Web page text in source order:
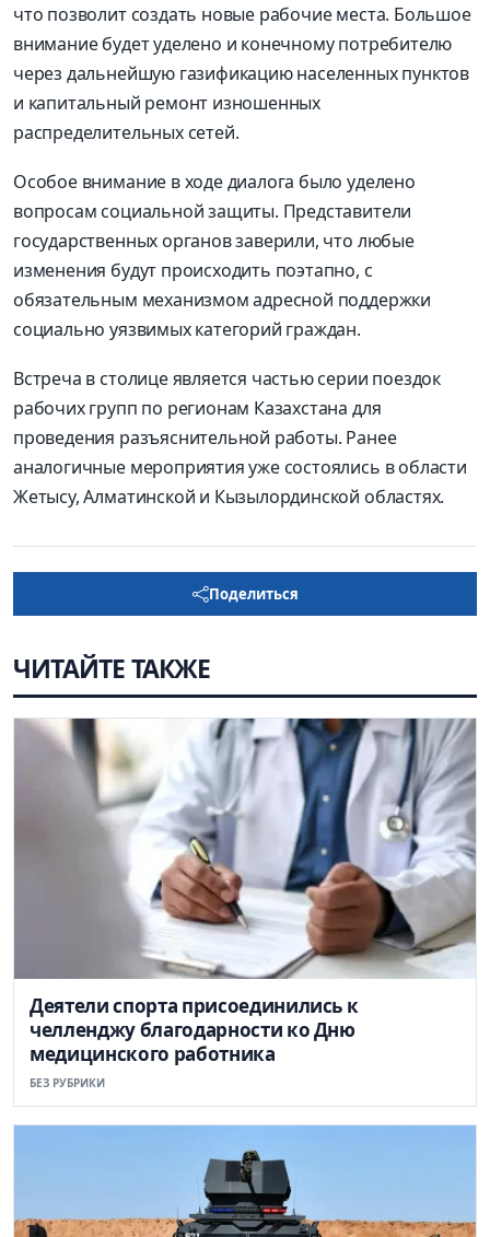
что позволит создать новые рабочие места. Большое
внимание будет уделено и конечному потребителю
через дальнейшую газификацию населенных пунктов
и капитальный ремонт изношенных
распределительных сетей.
Особое внимание в ходе диалога было уделено
вопросам социальной защиты. Представители
государственных органов заверили, что любые
изменения будут происходить поэтапно, с
обязательным механизмом адресной поддержки
социально уязвимых категорий граждан.
Встреча в столице является частью серии поездок
рабочих групп по регионам Казахстана для
проведения разъяснительной работы. Ранее
аналогичные мероприятия уже состоялись в области
Жетысу, Алматинской и Кызылординской областях.
Поделиться
ЧИТАЙТЕ ТАКЖЕ
Деятели спорта присоединились к
челленджу благодарности ко Дню
медицинского работника
БЕЗ РУБРИКИ